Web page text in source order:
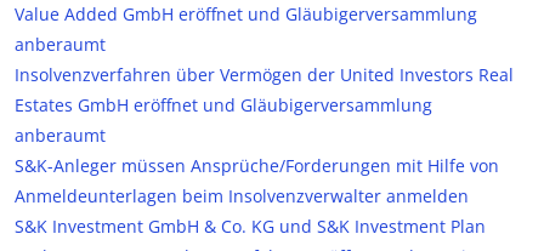
Value Added GmbH eröffnet und Gläubigerversammlung
anberaumt
Insolvenzverfahren über Vermögen der United Investors Real
Estates GmbH eröffnet und Gläubigerversammlung
anberaumt
S&K-Anleger müssen Ansprüche/Forderungen mit Hilfe von
Anmeldeunterlagen beim Insolvenzverwalter anmelden
S&K Investment GmbH & Co. KG und S&K Investment Plan